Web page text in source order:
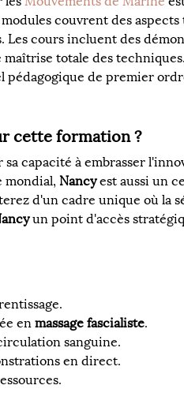
couvrent des
cours incluent des
totale des
de premier
cette formation ?
capacité à embrasser
mondial, Nancy est aussi un
d'un cadre unique où la
un point d'accès
en massage fascialiste.
sanguine.
en direct.